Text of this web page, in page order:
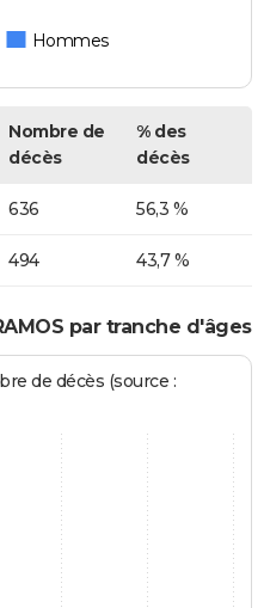
Hommes
Nombre de
décès
% des
décès
636 56,3 %
494 43,7 %
par tranche d'âges
de décès (source :